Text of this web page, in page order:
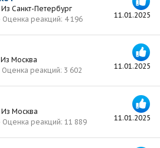
11.01.2025
Из Санкт-Петербург
Оценка реакций 4 196
11.01.2025
Из Москва
Оценка реакций 3 602
11.01.2025
Из Москва
Оценка реакций 11 889